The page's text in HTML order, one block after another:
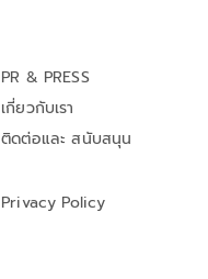
PR & PRESS
เกี่ยวกับเรา
ติดต่อและ สนับสนุน
Privacy Policy